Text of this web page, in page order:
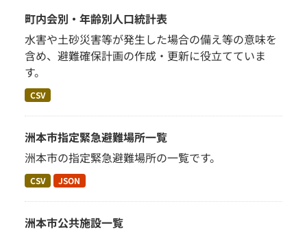
町内会別・年齢別人口統計表
水害や土砂災害等が発生した場合の備え等の意味を
含め、避難確保計画の作成・更新に役立てていま
す。
CSV
洲本市指定緊急避難場所一覧
洲本市の指定緊急避難場所の一覧です。
CSV JSON
洲本市公共施設一覧